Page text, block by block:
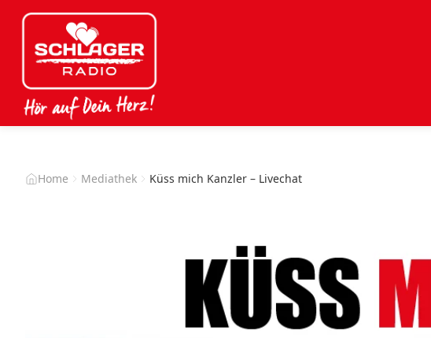
Home Mediathek Küss mich Kanzler – Livechat